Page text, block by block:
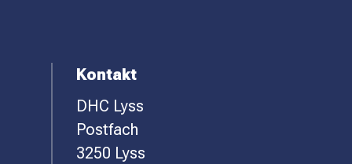
F
O
O
Kontakt
DHC Lyss
Postfach
3250 Lyss